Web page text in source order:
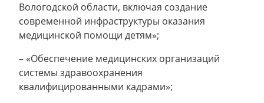
Вологодской области, включая создание
современной инфраструктуры оказания
медицинской помощи детям»;
– «Обеспечение медицинских организаций
системы здравоохранения
квалифицированными кадрами»;